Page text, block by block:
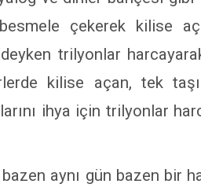
çekerek kilise
trilyonlar
kilise açan, tek
ihya için trilyonlar
aynı gün bazen bir